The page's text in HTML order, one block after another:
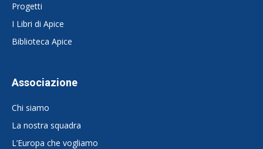
Progetti
I Libri di Apice
Biblioteca Apice
Associazione
Chi siamo
La nostra squadra
L’Europa che vogliamo